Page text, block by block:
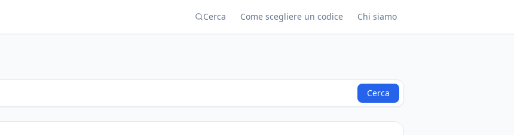
Cerca Come scegliere un codice Chi siamo
Cerca